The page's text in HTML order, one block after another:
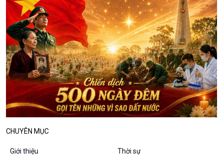
Dòng chảy sự kiện
Đối thoại
Diễn đàn chủ nhật
Chuyện đêm
CHUYÊN MỤC
Giới thiệu Thời sự